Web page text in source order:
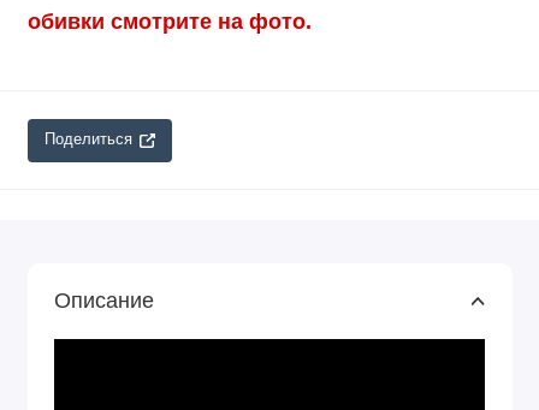
обивки смотрите на фото.
Поделиться
Описание